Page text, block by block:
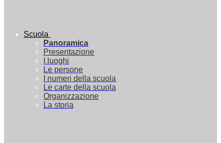
Scuola
Panoramica
Presentazione
I luoghi
Le persone
I numeri della scuola
Le carte della scuola
Organizzazione
La storia